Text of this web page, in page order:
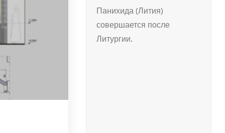
Панихида (Лития)
совершается после
Литургии.